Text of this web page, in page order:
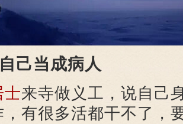
己当成病人
士来寺做义工，说自己
，有很多活都干不了，